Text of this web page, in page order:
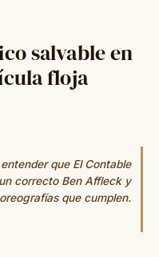
salvable en
floja
que El Contable
correcto Ben Affleck y
que cumplen.